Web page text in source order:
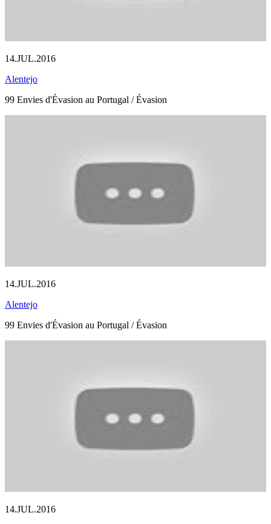
14.JUL.2016
Alentejo
99 Envies d'Évasion au Portugal / Évasion
14.JUL.2016
Alentejo
99 Envies d'Évasion au Portugal / Évasion
14.JUL.2016